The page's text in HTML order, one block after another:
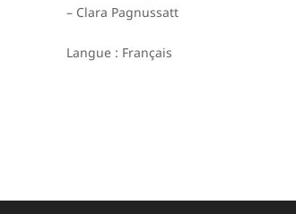
– Clara Pagnussatt
Langue : Français